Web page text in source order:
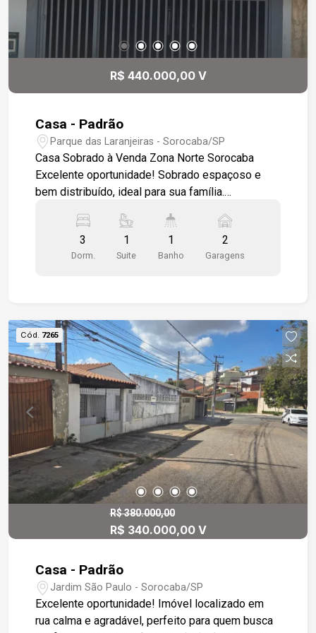
próxima a grandes redes de supermercados,
colégios, farmácias e amplo comércio em geral,
garantindo praticidade e conveniência no dia a
agende sua visita!
R$ 440.000,00 V
Casa - Padrão
Parque das Laranjeiras - Sorocaba/SP
Casa Sobrado à Venda Zona Norte Sorocaba
Excelente oportunidade! Sobrado espaçoso e
bem distribuído, ideal para sua família.
suíte Sala ampla e aconchegante Cozinha
funcional Despensa Banheiro social Terraço
grande, perfeito para lazer e momentos em
3
Dorm.
1
Suite
1
Banho
2
Garagens
Cód. 7265
R$ 380.000,00
R$ 340.000,00 V
Casa - Padrão
Jardim São Paulo - Sorocaba/SP
Excelente oportunidade! Imóvel localizado em
rua calma e agradável, perfeito para quem busca